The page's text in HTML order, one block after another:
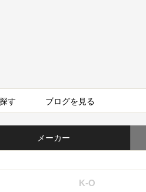
す ブログを見る
メーカー
K-O